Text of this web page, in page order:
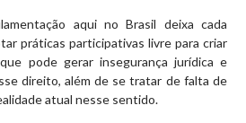
aqui no Brasil deixa cada
práticas participativas livre para criar
pode gerar insegurança jurídica e
direito, além de se tratar de falta de
atual nesse sentido.